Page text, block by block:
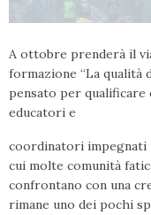
A ottobre prenderà il
formazione “La qualità
pensato per
educatori e
coordinatori impegnati
cui molte comunità
confrontano con una
rimane uno dei pochi